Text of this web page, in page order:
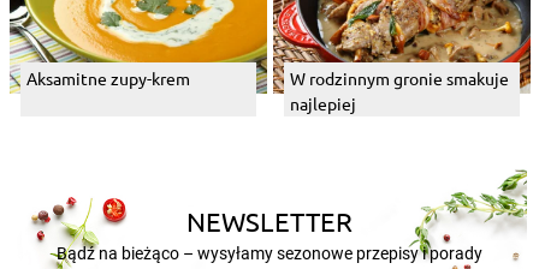
Aksamitne zupy-krem
W rodzinnym gronie smakuje
najlepiej
NEWSLETTER
Bądź na bieżąco – wysyłamy sezonowe przepisy i porady